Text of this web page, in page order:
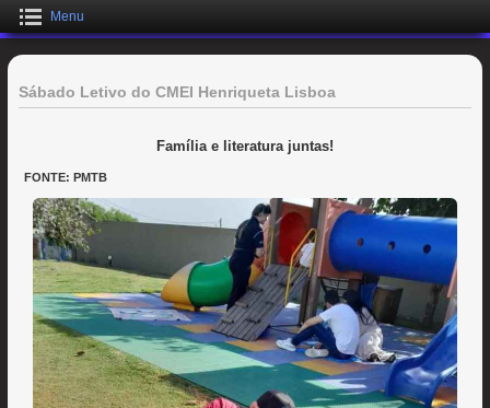
Menu
Sábado Letivo do CMEI Henriqueta Lisboa
Família e literatura juntas!
FONTE: PMTB